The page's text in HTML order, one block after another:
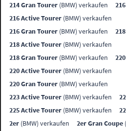
214 Gran Tourer (BMW) verkaufen 216
216 Active Tourer (BMW) verkaufen
216 Gran Tourer (BMW) verkaufen 218
218 Active Tourer (BMW) verkaufen
218 Gran Tourer (BMW) verkaufen 220
220 Active Tourer (BMW) verkaufen
220 Gran Tourer (BMW) verkaufen
223 Active Tourer (BMW) verkaufen
225 Active Tourer (BMW) verkaufen
2er (BMW) verkaufen 2er Gran Coupe